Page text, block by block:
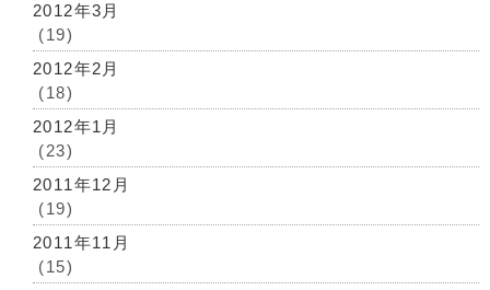
2012年3月
(19)
2012年2月
(18)
2012年1月
(23)
2011年12月
(19)
2011年11月
(15)